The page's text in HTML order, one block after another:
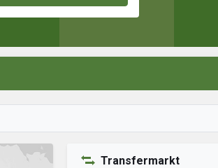
Transfermarkt